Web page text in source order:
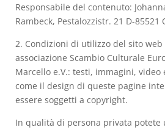
Responsabile del contenuto:
Rambeck, Pestalozzistr. 21 D-85521
2. Condizioni di utilizzo del sito web
associazione Scambio Culturale
Marcello e.V.: testi, immagini, video
come il design di queste pagine
essere soggetti a copyright.
In qualità di persona privata potete